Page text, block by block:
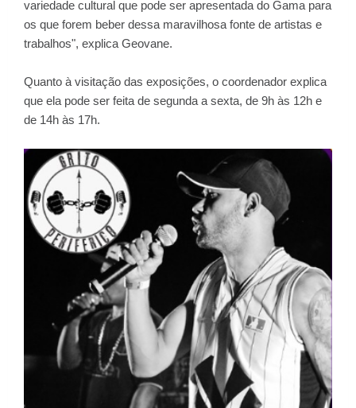
variedade cultural que pode ser apresentada do Gama para
os que forem beber dessa maravilhosa fonte de artistas e
trabalhos", explica Geovane.
Quanto à visitação das exposições, o coordenador explica
que ela pode ser feita de segunda a sexta, de 9h às 12h e
de 14h às 17h.